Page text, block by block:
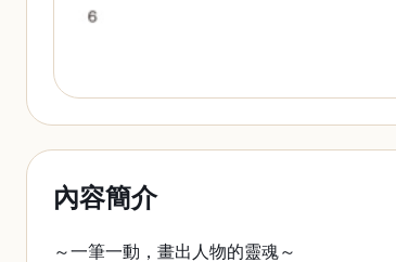
內容簡介
～一筆一動，畫出人物的靈魂～